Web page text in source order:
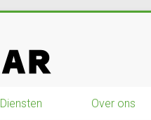
Diensten Over ons